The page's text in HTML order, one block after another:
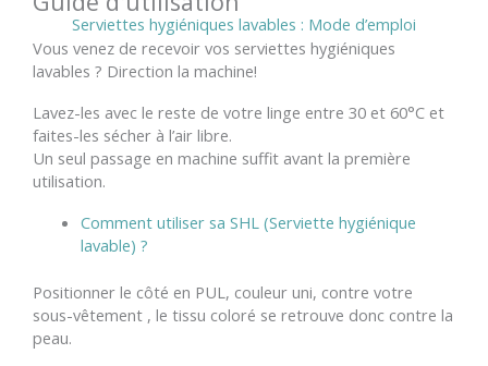
Serviettes hygiéniques lavables : Mode d’emploi
Vous venez de recevoir vos serviettes hygiéniques
lavables ? Direction la machine!
Lavez-les avec le reste de votre linge entre 30 et 60°C et
faites-les sécher à l’air libre.
Un seul passage en machine suffit avant la première
utilisation.
Comment utiliser sa SHL (Serviette hygiénique
lavable) ?
Positionner le côté en PUL, couleur uni, contre votre
sous-vêtement , le tissu coloré se retrouve donc contre la
peau.